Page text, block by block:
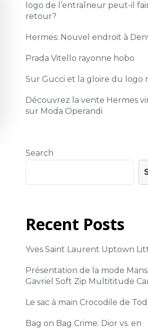
logo de l’entraîneur peut-il
retour?
Hermes: Nouvel endroit à
Prada Vitello rayonne hobo
Sur Gucci et la gloire du logo
Découvrez la vente Hermes
sur Moda Operandi
Search
Recent Posts
Yves Saint Laurent Uptown
Présentation de la mode
Gavriel Soft Zip Multititude
Le sac à main Crocodile de Tod
Bag on Bag Crime: Dior vs. en